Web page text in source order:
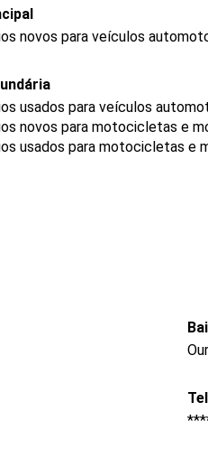
novos para veículos
usados para veículos
novos para motocicletas e
usados para motocicletas e